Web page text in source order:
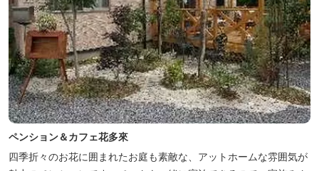
ペンション＆カフェ花多來
四季折々のお花に囲まれたお庭も素敵な、アットホームな雰囲気が